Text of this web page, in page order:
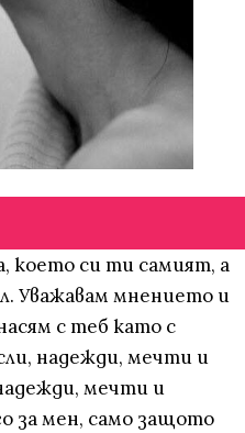
което си ти самият, а
Уважавам мнението и
с теб като с
надежди, мечти и
мечти и
за мен, само защото